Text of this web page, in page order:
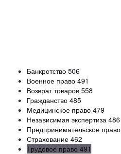
Банкротство 506
Военное право 491
Возврат товаров 558
Гражданство 485
Медицинское право 479
Независимая экспертиза 486
Предпринимательское право
Страхование 462
Трудовое право 491